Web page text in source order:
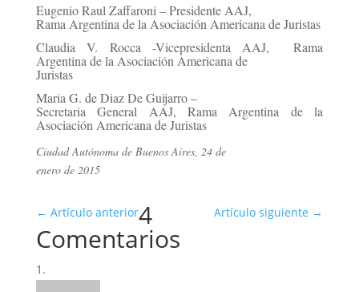
Eugenio Raul Zaffaroni – Presidente AAJ,
Rama Argentina de la Asociación Americana de Juristas
Claudia V. Rocca -Vicepresidenta AAJ, Rama
Argentina de la Asociación Americana de
Juristas
Maria G. de Diaz De Guijarro –
Secretaria General AAJ, Rama Argentina de la
Asociación Americana de Juristas
Ciudad Autónoma de Buenos Aires, 24 de
enero de 2015
← Artículo anterior Artículo siguiente →
4
Comentarios